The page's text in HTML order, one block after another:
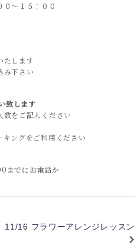
～１５：００
たします
み下さい
致します
数をご記入ください
ングをご利用ください
までにお電話か
11/16 フラワーアレンジレッスン